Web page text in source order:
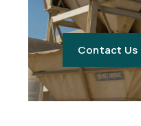
Contact Us